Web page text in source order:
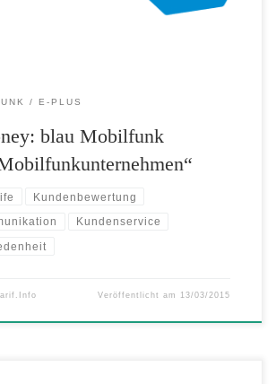
E-PLUS
blau Mobilfunk
Kundenbewertung
Kundenservice
Veröffentlicht am 13/03/2015